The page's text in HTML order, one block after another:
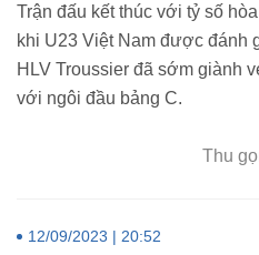
Trận đấu kết thúc với tỷ số
khi U23 Việt Nam được đánh
HLV Troussier đã sớm giành
với ngôi đầu bảng C.
Thu
12/09/2023 | 20:52